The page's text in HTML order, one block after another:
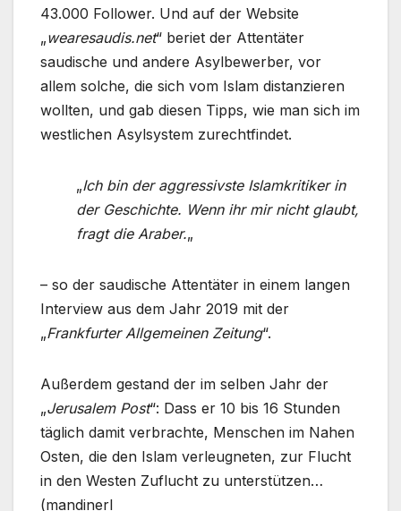
43.000 Follower. Und auf der Website
„wearesaudis.net“ beriet der Attentäter
saudische und andere Asylbewerber, vor
allem solche, die sich vom Islam distanzieren
wollten, und gab diesen Tipps, wie man sich im
westlichen Asylsystem zurechtfindet.
„Ich bin der aggressivste Islamkritiker in
der Geschichte. Wenn ihr mir nicht glaubt,
fragt die Araber.„
– so der saudische Attentäter in einem langen
Interview aus dem Jahr 2019 mit der
„Frankfurter Allgemeinen Zeitung“.
Außerdem gestand der im selben Jahr der
„Jerusalem Post“: Dass er 10 bis 16 Stunden
täglich damit verbrachte, Menschen im Nahen
Osten, die den Islam verleugneten, zur Flucht
in den Westen Zuflucht zu unterstützen…
(mandinerI